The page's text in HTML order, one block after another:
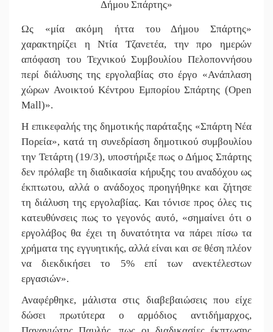
||
|| Νταλίκα
||
|| Τα
||
|| Νέο
||
Ως «μία ακόμη ήττα του Δήμου Σπάρτης»
χαρακτηρίζει η Ντία Τζανετέα, την προ ημερών
απόφαση του Τεχνικού Συμβουλίου Πελοποννήσου
περί διάλυσης της εργολαβίας στο έργο «Ανάπλαση
χώρων Ανοικτού Κέντρου Εμπορίου Σπάρτης (Open
Mall)».
Η επικεφαλής της δημοτικής παράταξης «Σπάρτη Νέα
Πορεία», κατά τη συνεδρίαση δημοτικού συμβουλίου
την Τετάρτη (19/3), υποστήριξε πως ο Δήμος Σπάρτης
δεν πρόλαβε τη διαδικασία κήρυξης του αναδόχου ως
έκπτωτου, αλλά ο ανάδοχος προηγήθηκε και ζήτησε
τη διάλυση της εργολαβίας. Και τόνισε προς όλες τις
κατευθύνσεις πως το γεγονός αυτό, «σημαίνει ότι ο
εργολάβος θα έχει τη δυνατότητα να πάρει πίσω τα
χρήματα της εγγυητικής, αλλά είναι και σε θέση πλέον
να διεκδικήσει το 5% επί των ανεκτέλεστων
εργασιών».
Αναφέρθηκε, μάλιστα στις διαβεβαιώσεις που είχε
δώσει πρωτύτερα ο αρμόδιος αντιδήμαρχος,